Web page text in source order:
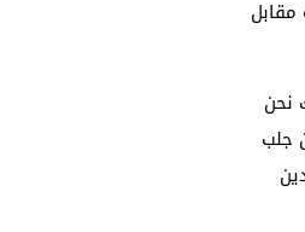
مقابل
نحن
جلب